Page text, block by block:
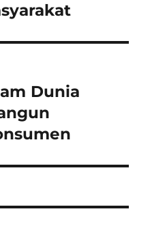
Dunia